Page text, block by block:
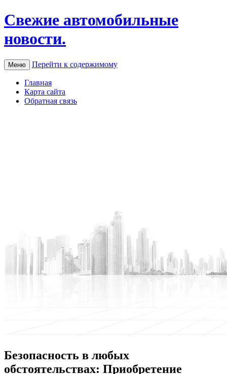
Свежие автомобильные
новости.
Меню Перейти к содержимому
Главная
Карта сайта
Обратная связь
Безопасность в любых
обстоятельствах: Приобретение